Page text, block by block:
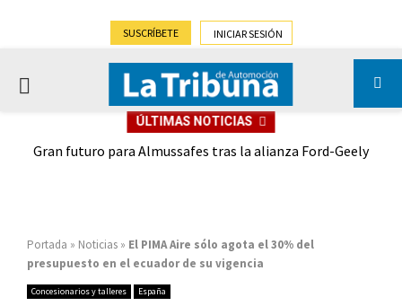
SUSCRÍBETE INICIAR SESIÓN
PRIMARY
ÚLTIMAS NOTICIAS
Gran futuro para Almussafes tras la alianza Ford-Geely
Portada » Noticias » El PIMA Aire sólo agota el 30% del
presupuesto en el ecuador de su vigencia
Concesionarios y talleres España